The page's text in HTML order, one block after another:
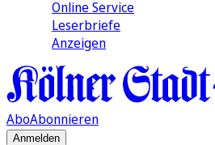
Online Service
Leserbriefe
Anzeigen
AboAbonnieren
Anmelden